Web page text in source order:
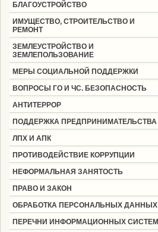
БЛАГОУСТРОЙСТВО
ИМУЩЕСТВО, СТРОИТЕЛЬСТВО И
РЕМОНТ
ЗЕМЛЕУСТРОЙСТВО И
ЗЕМЛЕПОЛЬЗОВАНИЕ
МЕРЫ СОЦИАЛЬНОЙ ПОДДЕРЖКИ
ВОПРОСЫ ГО И ЧС. БЕЗОПАСНОСТЬ
АНТИТЕРРОР
ПОДДЕРЖКА ПРЕДПРИНИМАТЕЛЬСТВА
ЛПХ И АПК
ПРОТИВОДЕЙСТВИЕ КОРРУПЦИИ
НЕФОРМАЛЬНАЯ ЗАНЯТОСТЬ
ПРАВО И ЗАКОН
ОБРАБОТКА ПЕРСОНАЛЬНЫХ ДАННЫХ
ПЕРЕЧНИ ИНФОРМАЦИОННЫХ СИСТЕМ